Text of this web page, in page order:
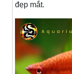
đẹp mắt.